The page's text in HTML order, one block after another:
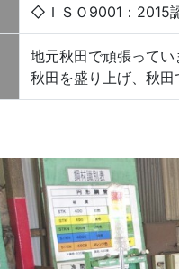
◇ＩＳＯ9001：2015
地元秋田で頑張ってい
秋田を盛り上げ、秋田